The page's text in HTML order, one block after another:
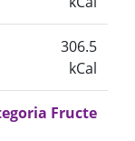
306.5
kCal
Fructe